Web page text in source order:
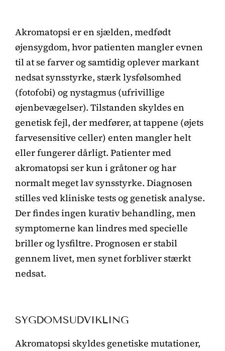
Akromatopsi er en sjælden, medfødt
øjensygdom, hvor patienten mangler evnen
til at se farver og samtidig oplever markant
nedsat synsstyrke, stærk lysfølsomhed
(fotofobi) og nystagmus (ufrivillige
øjenbevægelser). Tilstanden skyldes en
genetisk fejl, der medfører, at tappene (øjets
farvesensitive celler) enten mangler helt
eller fungerer dårligt. Patienter med
akromatopsi ser kun i gråtoner og har
normalt meget lav synsstyrke. Diagnosen
stilles ved kliniske tests og genetisk analyse.
Der findes ingen kurativ behandling, men
symptomerne kan lindres med specielle
briller og lysfiltre. Prognosen er stabil
gennem livet, men synet forbliver stærkt
nedsat.
SYGDOMSUDVIKLING
Akromatopsi skyldes genetiske mutationer,